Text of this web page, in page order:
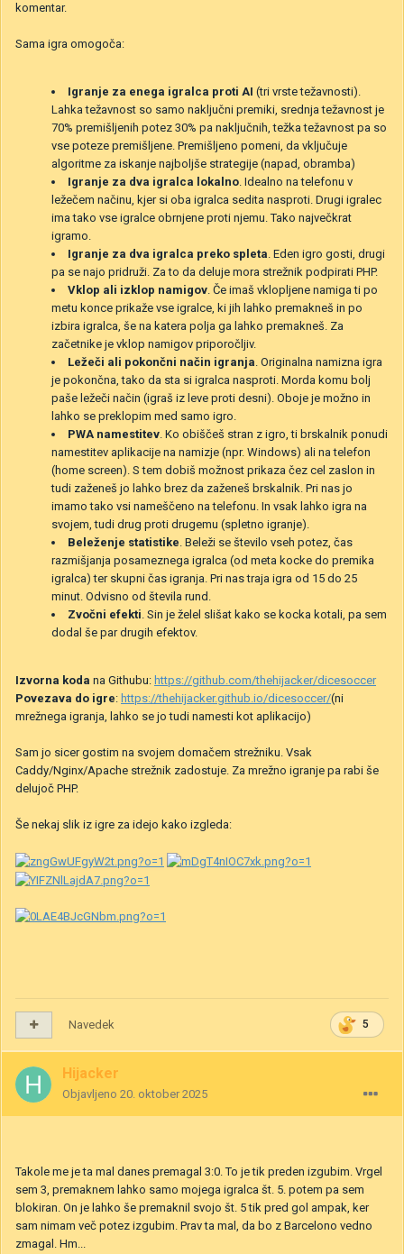
komentar.
Sama igra omogoča:
Igranje za enega igralca proti AI (tri vrste težavnosti).
Lahka težavnost so samo naključni premiki, srednja težavnost je
70% premišljenih potez 30% pa naključnih, težka težavnost pa so
vse poteze premišljene. Premišljeno pomeni, da vključuje
algoritme za iskanje najboljše strategije (napad, obramba)
Igranje za dva igralca lokalno. Idealno na telefonu v
ležečem načinu, kjer si oba igralca sedita nasproti. Drugi igralec
ima tako vse igralce obrnjene proti njemu. Tako največkrat
igramo.
Igranje za dva igralca preko spleta. Eden igro gosti, drugi
pa se najo pridruži. Za to da deluje mora strežnik podpirati PHP.
Vklop ali izklop namigov. Če imaš vklopljene namiga ti po
metu konce prikaže vse igralce, ki jih lahko premakneš in po
izbira igralca, še na katera polja ga lahko premakneš. Za
začetnike je vklop namigov priporočljiv.
Ležeči ali pokončni način igranja. Originalna namizna igra
je pokončna, tako da sta si igralca nasproti. Morda komu bolj
paše ležeči način (igraš iz leve proti desni). Oboje je možno in
lahko se preklopim med samo igro.
PWA namestitev. Ko obiščeš stran z igro, ti brskalnik ponudi
namestitev aplikacije na namizje (npr. Windows) ali na telefon
(home screen). S tem dobiš možnost prikaza čez cel zaslon in
tudi zaženeš jo lahko brez da zaženeš brskalnik. Pri nas jo
imamo tako vsi nameščeno na telefonu. In vsak lahko igra na
svojem, tudi drug proti drugemu (spletno igranje).
Beleženje statistike. Beleži se število vseh potez, čas
razmišjanja posameznega igralca (od meta kocke do premika
igralca) ter skupni čas igranja. Pri nas traja igra od 15 do 25
minut. Odvisno od števila rund.
Zvočni efekti. Sin je želel slišat kako se kocka kotali, pa sem
dodal še par drugih efektov.
Izvorna koda na Githubu: https://github.com/thehijacker/dicesoccer
Povezava do igre: https://thehijacker.github.io/dicesoccer/(ni
mrežnega igranja, lahko se jo tudi namesti kot aplikacijo)
Sam jo sicer gostim na svojem domačem strežniku. Vsak
Caddy/Nginx/Apache strežnik zadostuje. Za mrežno igranje pa rabi še
delujoč PHP.
Še nekaj slik iz igre za idejo kako izgleda:
5
Navedek
Hijacker
Objavljeno 20. oktober 2025
Takole me je ta mal danes premagal 3:0. To je tik preden izgubim. Vrgel
sem 3, premaknem lahko samo mojega igralca št. 5. potem pa sem
blokiran. On je lahko še premaknil svojo št. 5 tik pred gol ampak, ker
sam nimam več potez izgubim. Prav ta mal, da bo z Barcelono vedno
zmagal. Hm...